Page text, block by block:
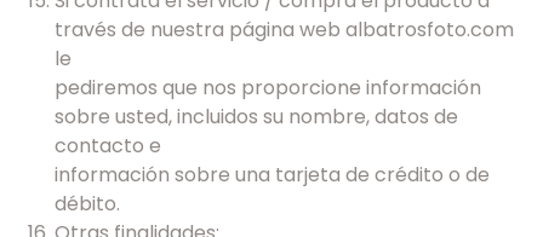
través de nuestra página web albatrosfoto.com
le
pediremos que nos proporcione información
sobre usted, incluidos su nombre, datos de
contacto e
información sobre una tarjeta de crédito o de
débito.